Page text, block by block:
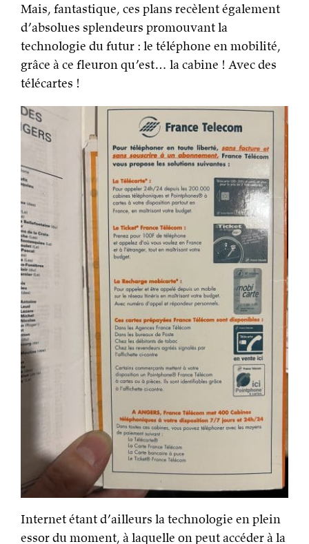
Mais, fantastique, ces plans recèlent également
d’absolues splendeurs promouvant la
technologie du futur : le téléphone en mobilité,
grâce à ce fleuron qu’est… la cabine ! Avec des
télécartes !
Internet étant d’ailleurs la technologie en plein
essor du moment, à laquelle on peut accéder à la